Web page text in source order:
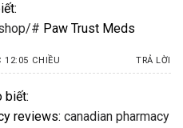
# Paw Trust Meds
12:05 CHIỀU TRẢ LỜI
biết:
reviews: canadian pharmacy